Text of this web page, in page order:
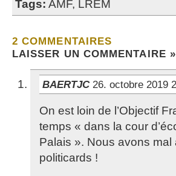
Tags: AMF, LREM
2 COMMENTAIRES
LAISSER UN COMMENTAIRE »
BAERTJC 26. octobre 2019
On est loin de l’Objectif
temps « dans la cour
Palais ». Nous avons
politicards !